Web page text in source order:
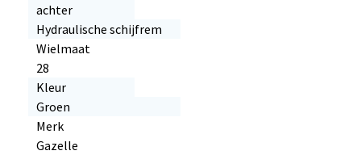
achter
Hydraulische schijfrem
Wielmaat
28
Kleur
Groen
Merk
Gazelle